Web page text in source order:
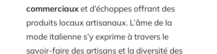
commerciauxet d’échoppes offrant des
produits locaux artisanaux. L’âme de la
mode italienne s’y exprime à travers le
savoir-faire des artisans et la diversité des